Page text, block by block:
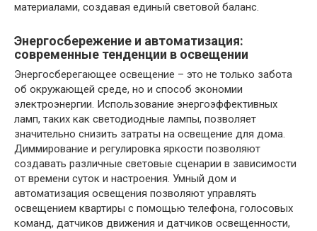
материалами, создавая единый световой баланс.
Энергосбережение и автоматизация:
современные тенденции в освещении
Энергосберегающее освещение – это не только забота
об окружающей среде, но и способ экономии
электроэнергии. Использование энергоэффективных
ламп, таких как светодиодные лампы, позволяет
значительно снизить затраты на освещение для дома.
Диммирование и регулировка яркости позволяют
создавать различные световые сценарии в зависимости
от времени суток и настроения. Умный дом и
автоматизация освещения позволяют управлять
освещением квартиры с помощью телефона, голосовых
команд, датчиков движения и датчиков освещенности,